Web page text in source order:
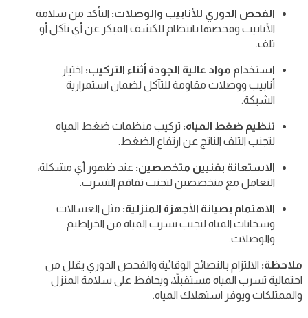
الفحص الدوري للأنابيب والوصلات: التأكد من سلامة
الأنابيب وفحصها بانتظام للكشف المبكر عن أي تآكل أو
تلف.
استخدام مواد عالية الجودة أثناء التركيب: اختيار
أنابيب ووصلات مقاومة للتآكل لضمان استمرارية
الشبكة.
تنظيم ضغط المياه: تركيب منظمات ضغط المياه
لتجنب التلف الناتج عن ارتفاع الضغط.
الاستعانة بفنيين متخصصين: عند ظهور أي مشكلة،
التعامل مع متخصصين لتجنب تفاقم التسرب.
الاهتمام بصيانة الأجهزة المنزلية: مثل الغسالات
وسخانات المياه لتجنب تسرب المياه من الخراطيم
والوصلات.
ملاحظة: الالتزام بالنصائح الوقائية والفحص الدوري يقلل من
احتمالية تسرب المياه مستقبلاً، ويحافظ على سلامة المنزل
والممتلكات ويوفر استهلاك المياه.